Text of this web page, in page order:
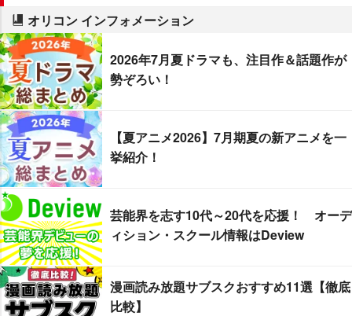
オリコン インフォメーション
2026年7月夏ドラマも、注目作＆話題作が
勢ぞろい！
【夏アニメ2026】7月期夏の新アニメを一
挙紹介！
芸能界を志す10代～20代を応援！ オーデ
ィション・スクール情報はDeview
漫画読み放題サブスクおすすめ11選【徹底
比較】